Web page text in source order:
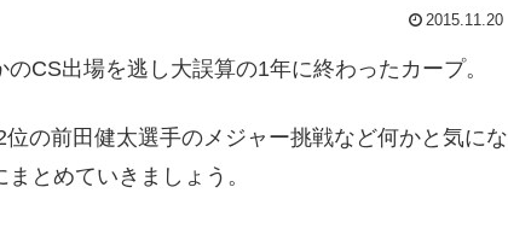
2015.11.20
CS出場を逃し大誤算の1年に終わったカープ。
の前田健太選手のメジャー挑戦など何かと気にな
とめていきましょう。